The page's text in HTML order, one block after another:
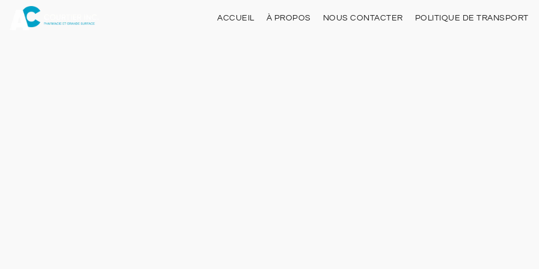
ACCUEIL À PROPOS NOUS CONTACTER POLITIQUE DE TRANSPORT